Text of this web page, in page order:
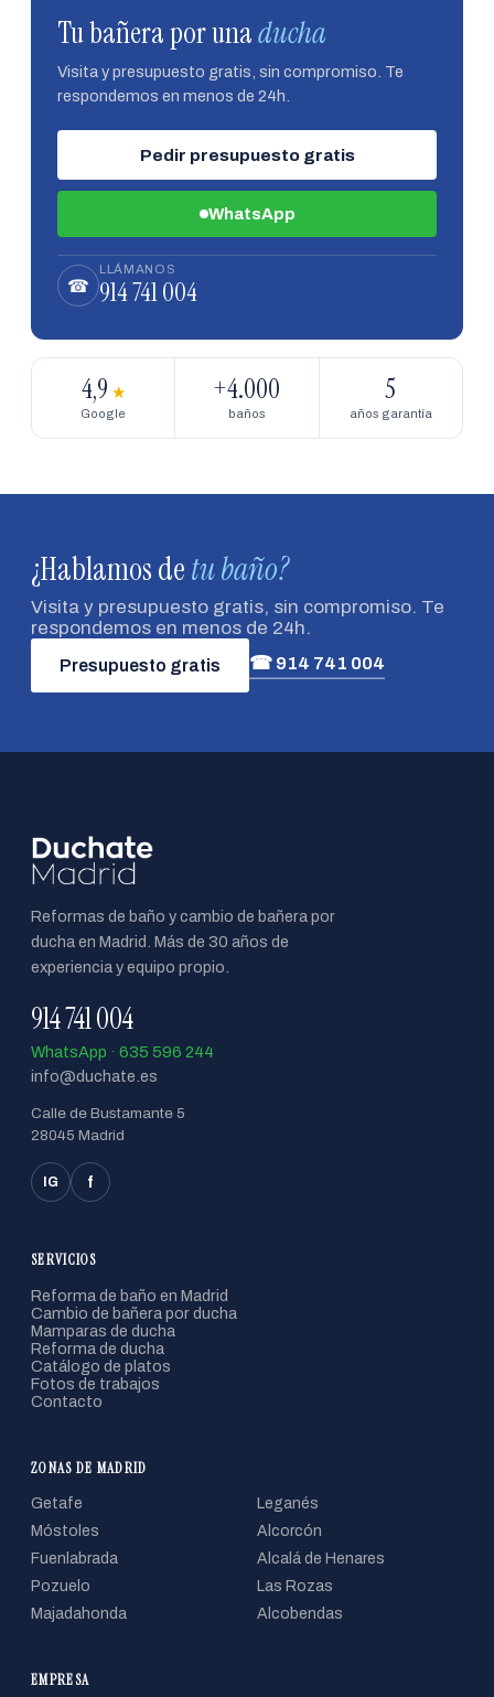
Tu bañera por unaducha
Visita y presupuesto gratis, sin compromiso. Te
respondemos en menos de 24h.
Pedir presupuesto gratis
WhatsApp
☎
LLÁMANOS
914 741 004
4,9 ★
Google
+4.000
baños
5
años garantía
¿Hablamos detu baño?
Visita y presupuesto gratis, sin compromiso. Te
respondemos en menos de 24h.
Presupuesto gratis ☎ 914 741 004
Reformas de baño y cambio de bañera por
ducha en Madrid. Más de 30 años de
experiencia y equipo propio.
914 741 004
WhatsApp · 635 596 244
info@duchate.es
Calle de Bustamante 5
28045 Madrid
IG f
SERVICIOS
Reforma de baño en Madrid
Cambio de bañera por ducha
Mamparas de ducha
Reforma de ducha
Catálogo de platos
Fotos de trabajos
Contacto
ZONAS DE MADRID
Getafe
Leganés
Móstoles
Alcorcón
Fuenlabrada
Alcalá de Henares
Pozuelo
Las Rozas
Majadahonda
Alcobendas
EMPRESA